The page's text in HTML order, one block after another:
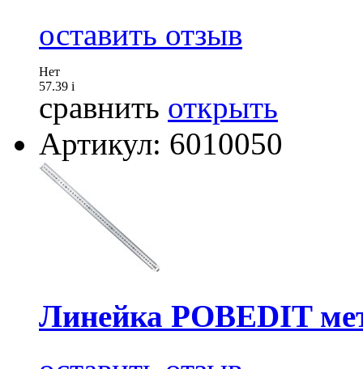
оставить отзыв
Нет
57.39 i
сравнить открыть
Артикул: 6010050
Линейка POBEDIT